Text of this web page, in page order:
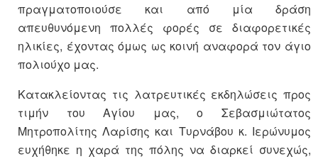
πραγματοποιούσε και από μία δράση
απευθυνόμενη πολλές φορές σε διαφορετικές
ηλικίες, έχοντας όμως ως κοινή αναφορά τον άγιο
πολιούχο μας.
Κατακλείοντας τις λατρευτικές εκδηλώσεις προς
τιμήν του Αγίου μας, ο Σεβασμιώτατος
Μητροπολίτης Λαρίσης και Τυρνάβου κ. Ιερώνυμος
ευχήθηκε η χαρά της πόλης να διαρκεί συνεχώς,